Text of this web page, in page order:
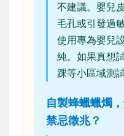
不建議。嬰兒
毛孔或引發過
使用專為嬰兒
純。如果真想
踝等小區域測試
自製蜂蠟蠟燭
禁忌徵兆？